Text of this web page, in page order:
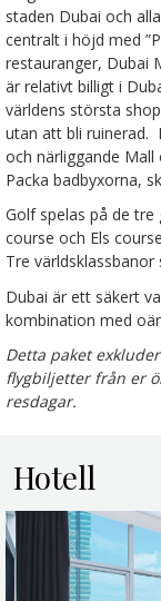
staden Dubai och
centralt i höjd med
restauranger, Dubai
är relativt billigt i
världens största
utan att bli ruinerad.
och närliggande
Packa badbyxorna,
Golf spelas på de tre
course och Els
Tre
Dubai är ett säkert
kombination med
Detta paket
flygbiljetter från er
resdagar.
Hotell